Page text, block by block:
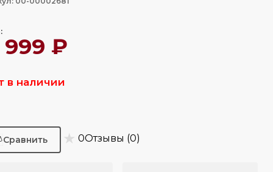
999 ₽
в наличии
★ 0Отзывы (0)